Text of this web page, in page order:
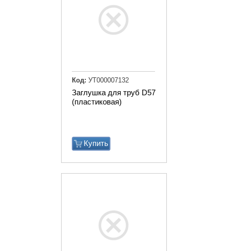
Заглушка для труб D57
(пластиковая)
Купить
Код: УТ000007132